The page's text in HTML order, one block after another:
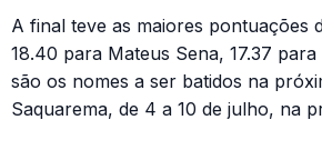
A final teve as maiores pontuações
18.40 para Mateus Sena, 17.37 para
são os nomes a ser batidos na
Saquarema, de 4 a 10 de julho, na